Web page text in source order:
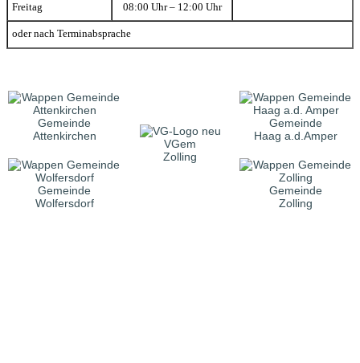
Freitag 08:00 Uhr – 12:00 Uhr
oder nach Terminabsprache
Gemeinde
Attenkirchen
VGem
Zolling
Gemeinde
Haag a.d.Amper
Gemeinde
Wolfersdorf
Gemeinde
Zolling